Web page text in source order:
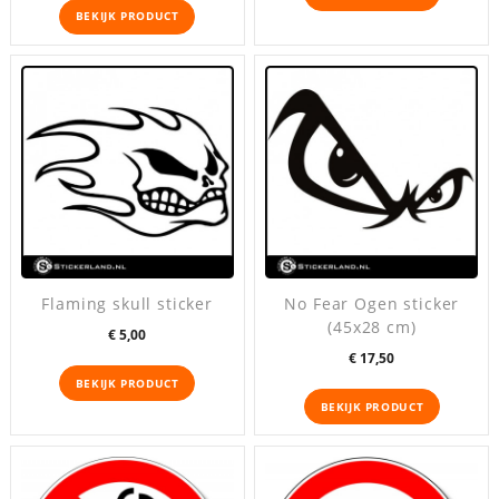
BEKIJK PRODUCT
Flaming skull sticker
Prijs
€ 5,00
BEKIJK PRODUCT
No Fear Ogen sticker
(45x28 cm)
Prijs
€ 17,50
BEKIJK PRODUCT